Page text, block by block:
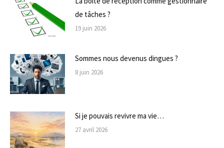
de tâches ?
19 juin 2026
Sommes nous devenus dingues ?
8 juin 2026
Si je pouvais revivre ma vie…
27 avril 2026